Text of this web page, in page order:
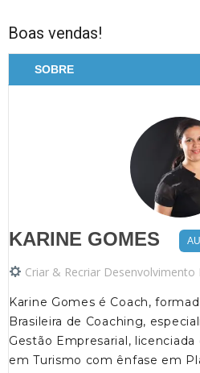
Boas vendas!
SOBRE
KARINE GOMES
Criar & Recriar Desenvolvimento
Karine Gomes é Coach,
Brasileira de Coaching,
Gestão Empresarial,
em Turismo com ênfase em